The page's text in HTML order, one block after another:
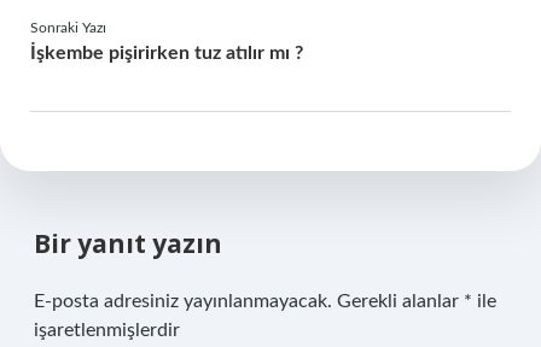
Sonraki Yazı
İşkembe pişirirken tuz atılır mı ?
Bir yanıt yazın
E-posta adresiniz yayınlanmayacak. Gerekli alanlar * ile
işaretlenmişlerdir